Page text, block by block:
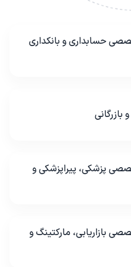
حسابداری و بانکداری
بازرگانی
پزشکی، پیراپزشکی و
بازاریابی، مارکتینگ و